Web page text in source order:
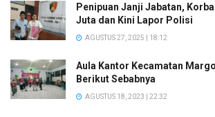
Penipuan Janji Jabatan,
Juta dan Kini Lapor Polisi
AGUSTUS 27, 2025 | 18:12
Aula Kantor Kecamatan
Berikut Sebabnya
AGUSTUS 18, 2023 | 22:32